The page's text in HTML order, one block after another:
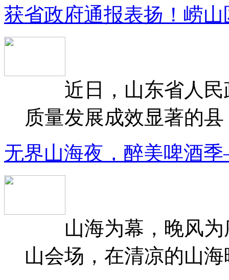
获省政府通报表扬！崂
近日，山东省人民
质量发展成效显著的
无界山海夜，醉美啤酒
山海为幕，晚风为
山会场，在清凉的山